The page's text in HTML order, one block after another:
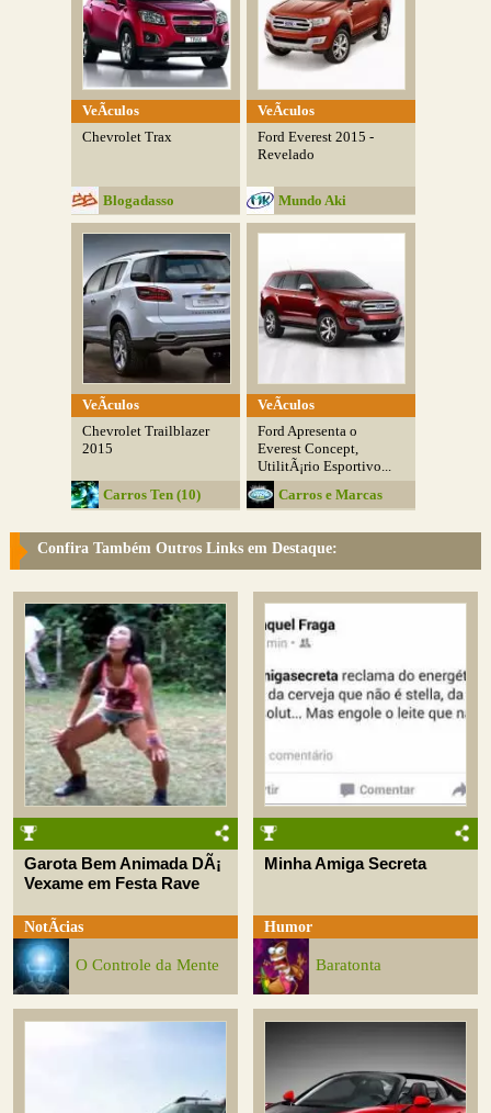
VeÃ­culos
Chevrolet Trax
Blogadasso
VeÃ­culos
Ford Everest 2015 -
Revelado
Mundo Aki
VeÃ­culos
Chevrolet Trailblazer
2015
Carros Ten (10)
VeÃ­culos
Ford Apresenta o
Everest Concept,
UtilitÃ¡rio Esportivo...
Carros e Marcas
Confira Também Outros Links em Destaque:
Garota Bem Animada DÃ¡
Vexame em Festa Rave
NotÃ­cias
O Controle da Mente
Minha Amiga Secreta
Humor
Baratonta